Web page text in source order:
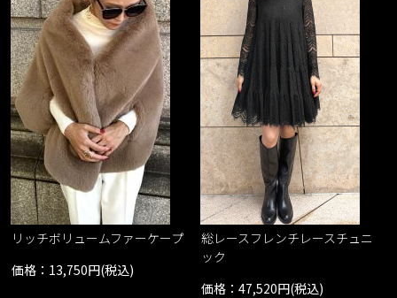
リッチボリュームファーケープ
価格：13,750円(税込)
総レースフレンチレースチュニ
ック
価格：47,520円(税込)